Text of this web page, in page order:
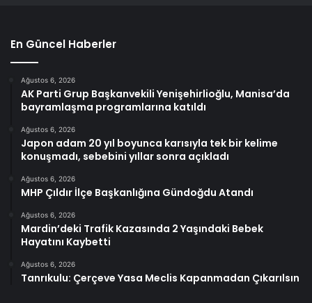
En Güncel Haberler
Ağustos 6, 2026
AK Parti Grup Başkanvekili Yenişehirlioğlu, Manisa’da
bayramlaşma programlarına katıldı
Ağustos 6, 2026
Japon adam 20 yıl boyunca karısıyla tek bir kelime
konuşmadı, sebebini yıllar sonra açıkladı
Ağustos 6, 2026
MHP Çıldır İlçe Başkanlığına Gündoğdu Atandı
Ağustos 6, 2026
Mardin’deki Trafik Kazasında 2 Yaşındaki Bebek
Hayatını Kaybetti
Ağustos 6, 2026
Tanrıkulu: Çerçeve Yasa Meclis Kapanmadan Çıkarılsın